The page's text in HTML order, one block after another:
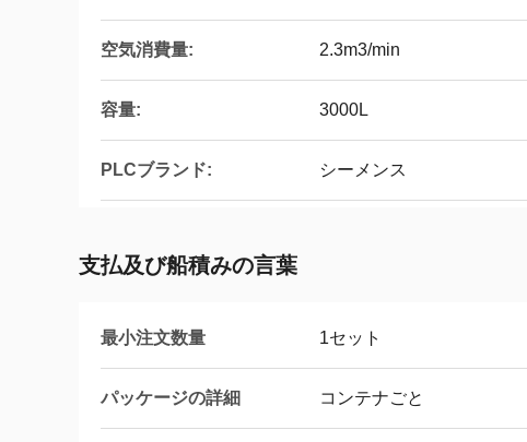
空気消費量: 2.3m3/min
容量: 3000L
PLCブランド: シーメンス
支払及び船積みの言葉
最小注文数量 1セット
パッケージの詳細 コンテナごと